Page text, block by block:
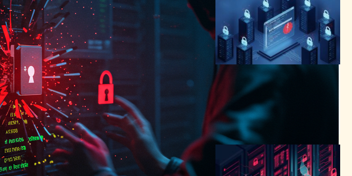
JavaScriptライブラリForge
のCVE-2025-12816とは何
か：署名検証不備がもたらす
リスク
サイバーセキュリティニュース
2025年11月28日9:12